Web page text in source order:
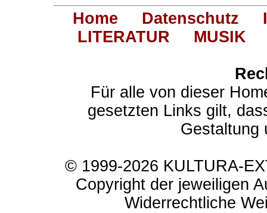
Home Datenschutz
LITERATUR
MUSIK
Für alle von dieser
gesetzten Links gilt,
Gestaltung
© 1999-2026 KULTURA-
Copyright der jeweiligen
Widerrechtliche